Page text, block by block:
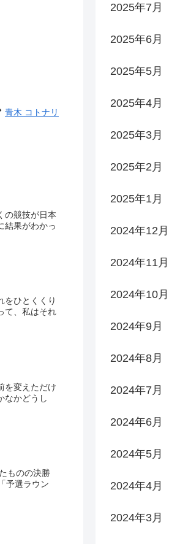
青木 コトナリ
の競技が日本
結果がわかっ
をひとくくり
て、私はそれ
を変えただけ
なかどうし
ものの決勝
予選ラウン
2025年7月
2025年6月
2025年5月
2025年4月
2025年3月
2025年2月
2025年1月
2024年12月
2024年11月
2024年10月
2024年9月
2024年8月
2024年7月
2024年6月
2024年5月
2024年4月
2024年3月